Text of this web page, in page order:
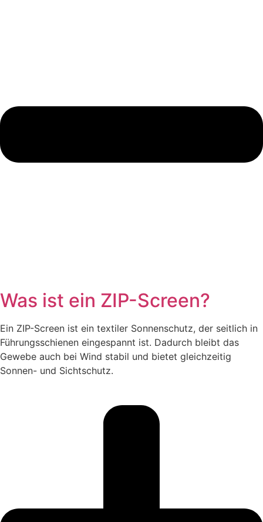
Was ist ein ZIP-Screen?
Ein ZIP-Screen ist ein textiler Sonnenschutz, der seitlich in
Führungsschienen eingespannt ist. Dadurch bleibt das
Gewebe auch bei Wind stabil und bietet gleichzeitig
Sonnen- und Sichtschutz.